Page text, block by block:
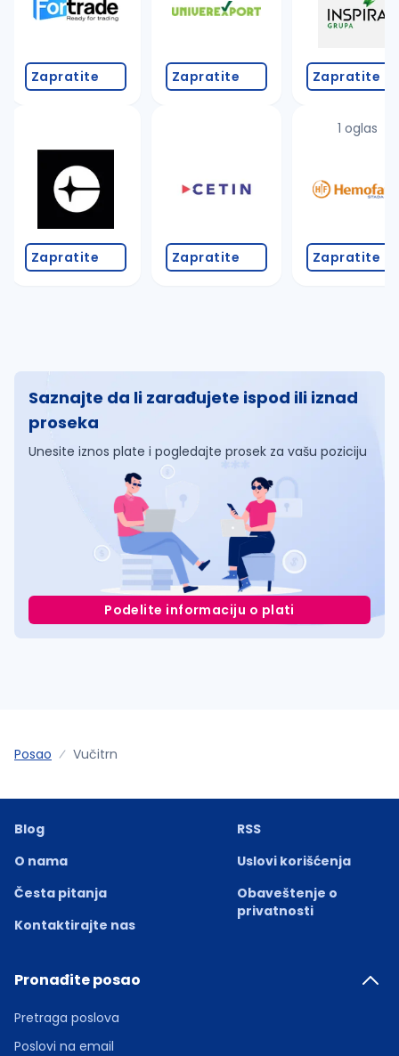
Zapratite
Zapratite
Zapratite
Zapratite
Zapratite
1 oglas
Zapratite
Saznajte da li zarađujete ispod ili iznad
proseka
Unesite iznos plate i pogledajte prosek za vašu poziciju
Podelite informaciju o plati
Posao Vučitrn
Blog
O nama
Česta pitanja
Kontaktirajte nas
RSS
Uslovi korišćenja
Obaveštenje o
privatnosti
Pronađite posao
Pretraga poslova
Poslovi na email